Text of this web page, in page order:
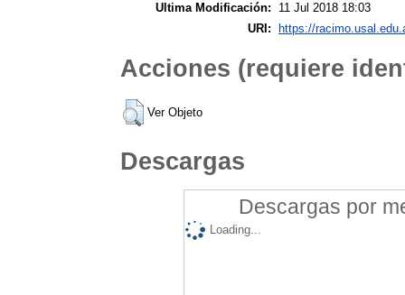
Ultima Modificación:
11 Jul 2018 18:03
URI:
https://
Acciones (requiere
Ver Objeto
Descargas
Descargas por
Loading...